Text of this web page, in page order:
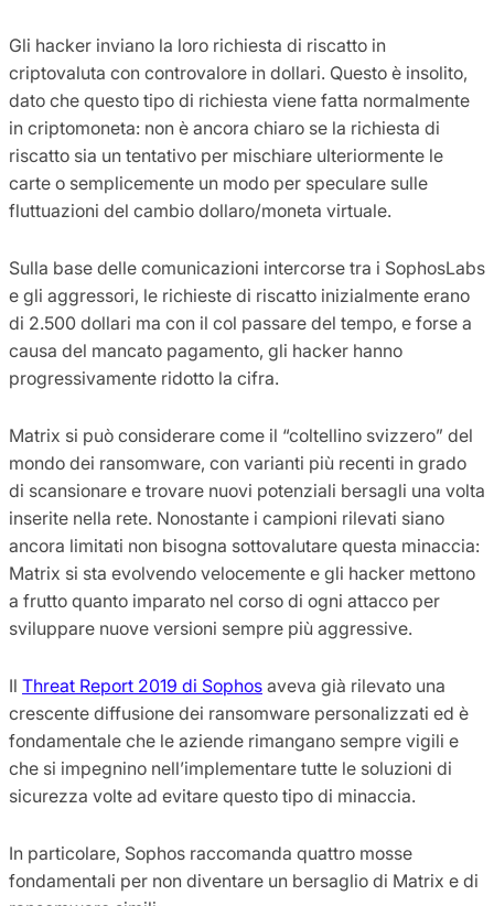
Gli hacker inviano la loro richiesta di riscatto in
criptovaluta con controvalore in dollari. Questo è insolito,
dato che questo tipo di richiesta viene fatta normalmente
in criptomoneta: non è ancora chiaro se la richiesta di
riscatto sia un tentativo per mischiare ulteriormente le
carte o semplicemente un modo per speculare sulle
fluttuazioni del cambio dollaro/moneta virtuale.
Sulla base delle comunicazioni intercorse tra i SophosLabs
e gli aggressori, le richieste di riscatto inizialmente erano
di 2.500 dollari ma con il col passare del tempo, e forse a
causa del mancato pagamento, gli hacker hanno
progressivamente ridotto la cifra.
Matrix si può considerare come il “coltellino svizzero” del
mondo dei ransomware, con varianti più recenti in grado
di scansionare e trovare nuovi potenziali bersagli una volta
inserite nella rete. Nonostante i campioni rilevati siano
ancora limitati non bisogna sottovalutare questa minaccia:
Matrix si sta evolvendo velocemente e gli hacker mettono
a frutto quanto imparato nel corso di ogni attacco per
sviluppare nuove versioni sempre più aggressive.
Il Threat Report 2019 di Sophos aveva già rilevato una
crescente diffusione dei ransomware personalizzati ed è
fondamentale che le aziende rimangano sempre vigili e
che si impegnino nell’implementare tutte le soluzioni di
sicurezza volte ad evitare questo tipo di minaccia.
In particolare, Sophos raccomanda quattro mosse
fondamentali per non diventare un bersaglio di Matrix e di